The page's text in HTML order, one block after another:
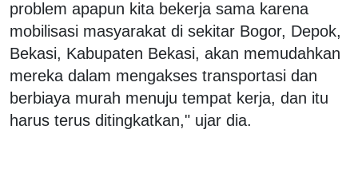
problem apapun kita bekerja sama karena
mobilisasi masyarakat di sekitar Bogor, Depok,
Bekasi, Kabupaten Bekasi, akan memudahkan
mereka dalam mengakses transportasi dan
berbiaya murah menuju tempat kerja, dan itu
harus terus ditingkatkan," ujar dia.